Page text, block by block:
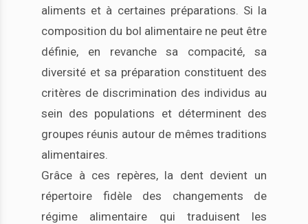
aliments et à certaines préparations. Si la
composition du bol alimentaire ne peut être
définie, en revanche sa compacité, sa
diversité et sa préparation constituent des
critères de discrimination des individus au
sein des populations et déterminent des
groupes réunis autour de mêmes traditions
alimentaires.
Grâce à ces repères, la dent devient un
répertoire fidèle des changements de
régime alimentaire qui traduisent les